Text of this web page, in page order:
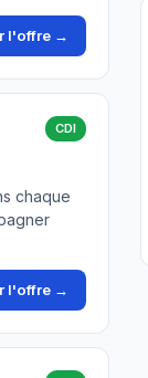
l'offre →
CDI
chaque
l'offre →